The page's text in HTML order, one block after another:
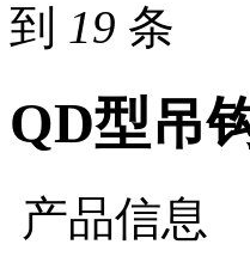
到 19 条
QD型吊
产品信息